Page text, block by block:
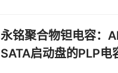
永铭聚合物钽电容：
SATA启动盘的PLP电